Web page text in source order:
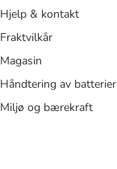
Hjelp & kontakt
Fraktvilkår
Magasin
Håndtering av batterier
Miljø og bærekraft